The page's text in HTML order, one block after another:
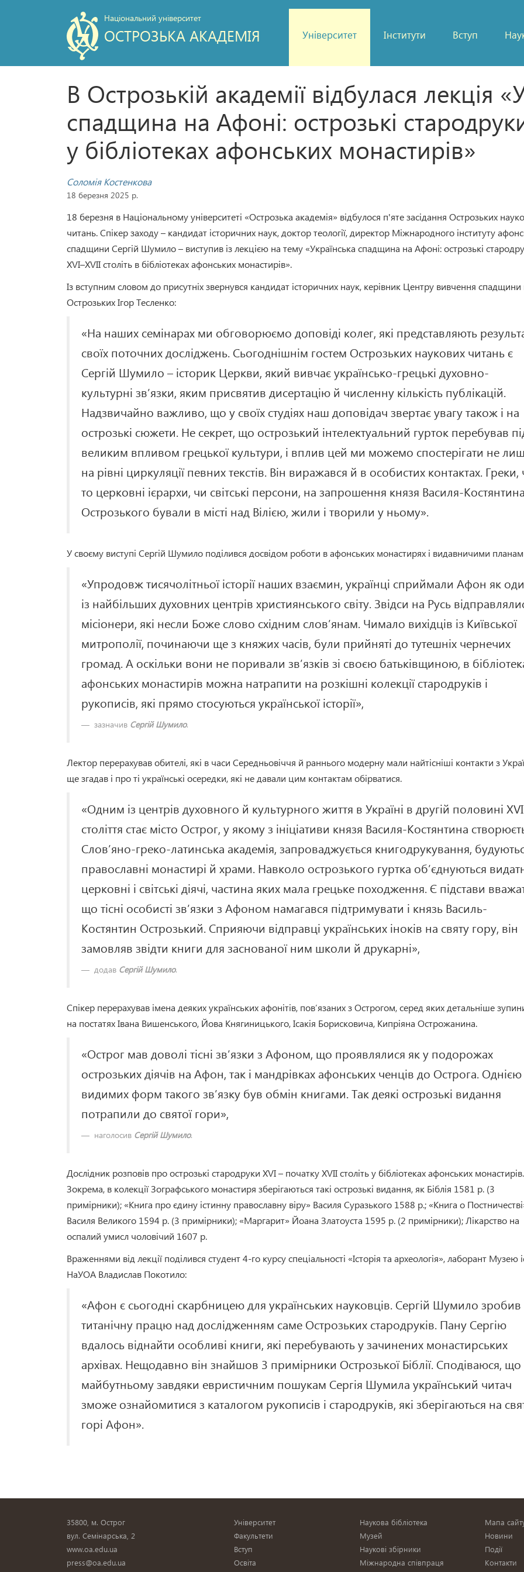
Національний університет
ОСТРОЗЬКА АКАДЕМІЯ Університет Інститути Вступ
В Острозькій академії відбулася лекція
спадщина на Афоні: острозькі
у бібліотеках афонських монастирів»
Соломія Костенкова
18 березня 2025 р.
18 березня в Національному університеті «Острозька академія» відбулося п'яте засідання Острозьких
читань. Спікер заходу – кандидат історичних наук, доктор теології, директор Міжнародного інституту
спадщини Сергій Шумило – виступив із лекцією на тему «Українська спадщина на Афоні: острозькі
XVI–XVII століть в бібліотеках афонських монастирів».
Із вступним словом до присутніх звернувся кандидат історичних наук, керівник Центру вивчення спадщини
Острозьких Ігор Тесленко:
«На наших семінарах ми обговорюємо доповіді колег, які представляють
своїх поточних досліджень. Сьогоднішнім гостем Острозьких наукових читань є
Сергій Шумило – історик Церкви, який вивчає українсько-грецькі духовно-
культурні зв’язки, яким присвятив дисертацію й численну кількість публікацій.
Надзвичайно важливо, що у своїх студіях наш доповідач звертає увагу також і на
острозькі сюжети. Не секрет, що острозький інтелектуальний гурток перебував
великим впливом грецької культури, і вплив цей ми можемо спостерігати не
на рівні циркуляції певних текстів. Він виражався й в особистих контактах. Греки,
то церковні ієрархи, чи світські персони, на запрошення князя Василя-Костянтина
Острозького бували в місті над Вілією, жили і творили у ньому».
У своєму виступі Сергій Шумило поділився досвідом роботи в афонських монастирях і видавничими
«Упродовж тисячолітньої історії наших взаємин, українці сприймали Афон як
із найбільших духовних центрів християнського світу. Звідси на Русь
місіонери, які несли Боже слово східним слов’янам. Чимало вихідців із Київської
митрополії, починаючи ще з княжих часів, були прийняті до тутешніх чернечих
громад. А оскільки вони не поривали зв’язків зі своєю батьківщиною, в
афонських монастирів можна натрапити на розкішні колекції стародруків і
рукописів, які прямо стосуються української історії»,
зазначив Сергій Шумило.
Лектор перерахував обителі, які в часи Середньовіччя й раннього модерну мали найтісніші контакти з
ще згадав і про ті українські осередки, які не давали цим контактам обірватися.
«Одним із центрів духовного й культурного життя в Україні в другій половині XVI
століття стає місто Острог, у якому з ініціативи князя Василя-Костянтина
Слов’яно-греко-латинська академія, запроваджується книгодрукування,
православні монастирі й храми. Навколо острозького гуртка об’єднуються
церковні і світські діячі, частина яких мала грецьке походження. Є підстави
що тісні особисті зв’язки з Афоном намагався підтримувати і князь Василь-
Костянтин Острозький. Сприяючи відправці українських іноків на святу гору, він
замовляв звідти книги для заснованої ним школи й друкарні»,
додав Сергій Шумило.
Спікер перерахував імена деяких українських афонітів, пов’язаних з Острогом, серед яких детальніше
на постатях Івана Вишенського, Йова Княгиницького, Ісакія Борисковича, Кипріяна Острожанина.
«Острог мав доволі тісні зв’язки з Афоном, що проявлялися як у подорожах
острозьких діячів на Афон, так і мандрівках афонських ченців до Острога. Однією
видимих форм такого зв’язку був обмін книгами. Так деякі острозькі видання
потрапили до святої гори»,
наголосив Сергій Шумило.
Дослідник розповів про острозькі стародруки XVI – початку XVII століть у бібліотеках афонських монастирів.
Зокрема, в колекції Зографського монастиря зберігаються такі острозькі видання, як Біблія 1581 р. (3
примірники); «Книга про єдину істинну православну віру» Василя Суразького 1588 р.; «Книга о
Василя Великого 1594 р. (3 примірники); «Маргарит» Йоана Златоуста 1595 р. (2 примірники); Лікарство на
оспалий умисл чоловічий 1607 р.
Враженнями від лекції поділився студент 4-го курсу спеціальності «Історія та археологія», лаборант Музею
НаУОА Владислав Покотило:
«Афон є сьогодні скарбницею для українських науковців. Сергій Шумило зробив
титанічну працю над дослідженням саме Острозьких стародруків. Пану Сергію
вдалось віднайти особливі книги, які перебувають у зачинених монастирських
архівах. Нещодавно він знайшов 3 примірники Острозької Біблії. Сподіваюся, що
майбутньому завдяки евристичним пошукам Сергія Шумила український читач
зможе ознайомитися з каталогом рукописів і стародруків, які зберігаються на
горі Афон».
Наукова бібліотека
Музей
Наукові збірники
Міжнародна співпраця
35800, м. Острог
вул. Семінарська, 2
www.oa.edu.ua
press@oa.edu.ua
Університет
Факультети
Вступ
Освіта
Мапа
Новини
Події
Контакти